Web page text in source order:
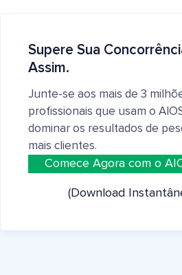
Supere Sua
Assim.
Junte-se aos mais de 3
profissionais que usam o
dominar os resultados de
mais clientes.
Comece Agora com o
(Download